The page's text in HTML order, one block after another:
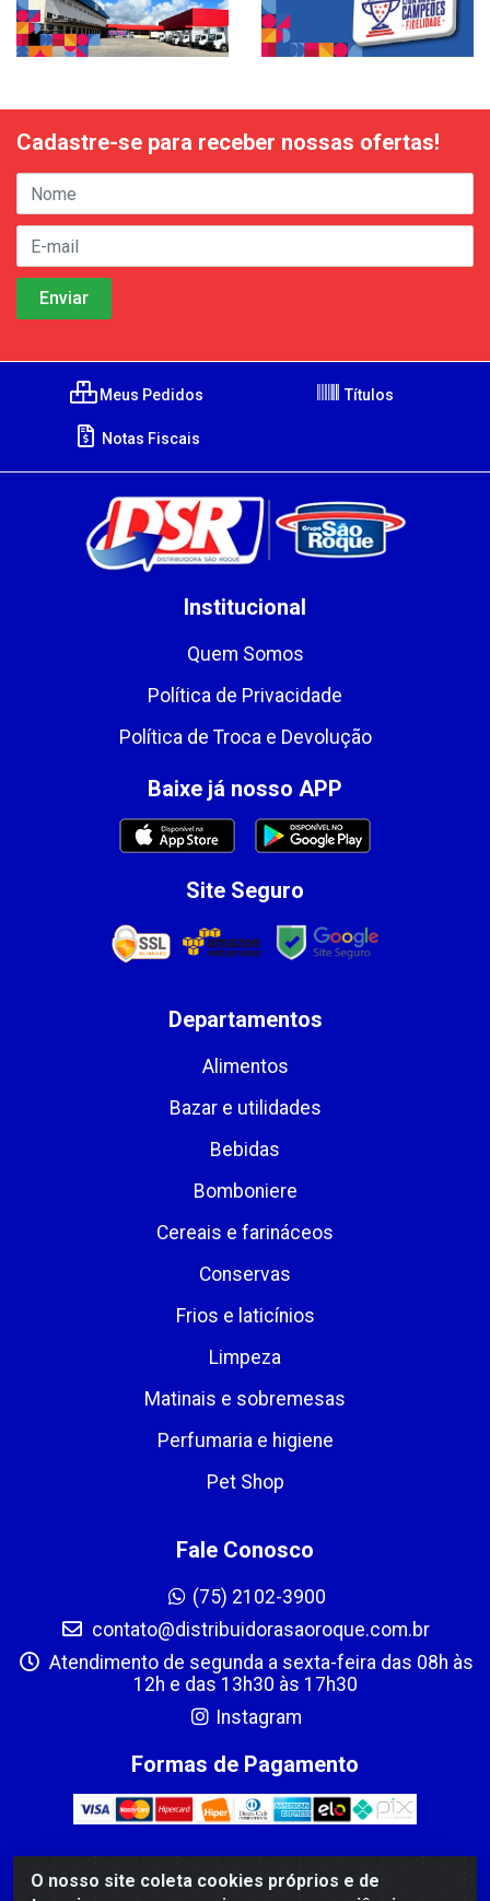
O nosso site coleta cookies próprios e de
Cadastre-se para receber nossas ofertas!
Meus Pedidos Títulos
Notas Fiscais
Institucional
Quem Somos
Política de Privacidade
Política de Troca e Devolução
Baixe já nosso APP
Site Seguro
Departamentos
Alimentos
Bazar e utilidades
Bebidas
Bomboniere
Cereais e farináceos
Conservas
Frios e laticínios
Limpeza
Matinais e sobremesas
Perfumaria e higiene
Pet Shop
Fale Conosco
(75) 2102-3900
contato@distribuidorasaoroque.com.br
Atendimento de segunda a sexta-feira das 08h às
12h e das 13h30 às 17h30
Instagram
Formas de Pagamento
DIST DE PROD ALIM SÃO ROQUE LTDA - AVENIDA PROBAHIA,